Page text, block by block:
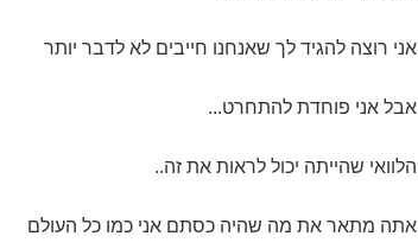
אני רוצה להגיד לך שאנחנו חייבים לא לדבר יותר
אבל אני פוחדת להתחרט...
הלוואי שהייתה יכול לראות את זה..
אתה מתאר את מה שהיה כסתם אני כמו כל העולם